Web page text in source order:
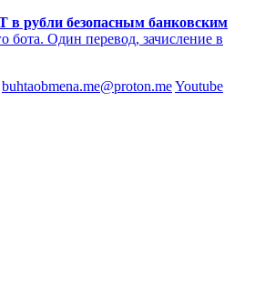
рубли безопасным банковским
бота. Один перевод, зачисление в
buhtaobmena.me@proton.meYoutube